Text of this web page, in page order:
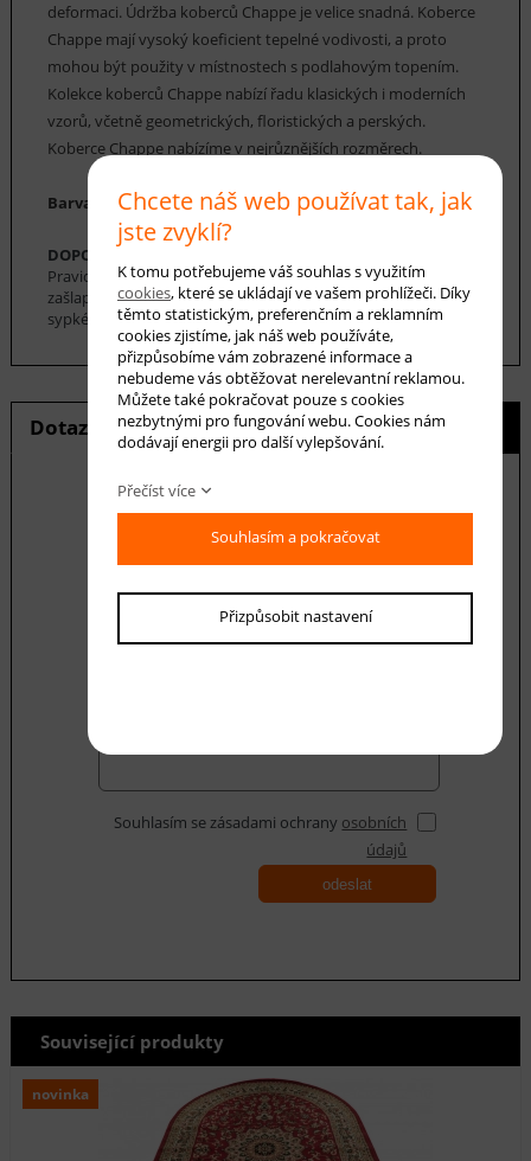
deformaci. Údržba koberců Chappe je velice snadná. Koberce
Chappe mají vysoký koeficient tepelné vodivosti, a proto
mohou být použity v místnostech s podlahovým topením.
Kolekce koberců Chappe nabízí řadu klasických i moderních
vzorů, včetně geometrických, floristických a perských.
Koberce Chappe nabízíme v nejrůznějších rozměrech.
Barva koberce: vínová, smetanová, béžová, černá
DOPORUČENÁ ÚDRŽBA:
Pravidelné vysávání nečistot z koberce, aby se zabránilo jejich
zašlapání do koberce. Pro hloubkové čištění je možné použít
sypké čističe koberců. Koberec se nesmí namáčet.
Dotaz na produkt Hlídání ceny
Souhlasím se zásadami ochrany osobních
údajů
odeslat
Související produkty
novinka
Chcete náš web používat tak, jak
jste zvyklí?
K tomu potřebujeme váš souhlas s využitím
cookies, které se ukládají ve vašem prohlížeči. Díky
těmto statistickým, preferenčním a reklamním
cookies zjistíme, jak náš web používáte,
přizpůsobíme vám zobrazené informace a
nebudeme vás obtěžovat nerelevantní reklamou.
Můžete také pokračovat pouze s cookies
nezbytnými pro fungování webu. Cookies nám
dodávají energii pro další vylepšování.
Přečíst více
Souhlasím a pokračovat
Přizpůsobit nastavení